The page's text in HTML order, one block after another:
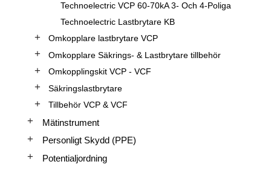
Technoelectric VCP 60-70kA 3- Och 4-Poliga
Technoelectric Lastbrytare KB
Omkopplare lastbrytare VCP
Omkopplare Säkrings- & Lastbrytare tillbehör
Omkopplingskit VCP - VCF
Säkringslastbrytare
Tillbehör VCP & VCF
Mätinstrument
Personligt Skydd (PPE)
Potentialjordning